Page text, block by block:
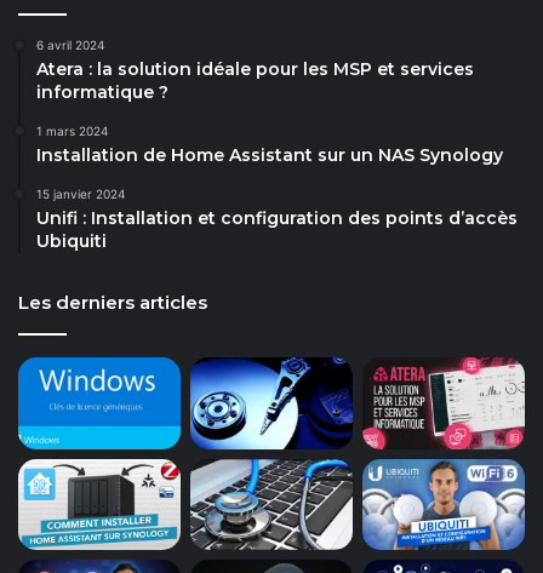
6 avril 2024
Atera : la solution idéale pour les MSP et services
informatique ?
1 mars 2024
Installation de Home Assistant sur un NAS Synology
15 janvier 2024
Unifi : Installation et configuration des points d’accès
Ubiquiti
Les derniers articles